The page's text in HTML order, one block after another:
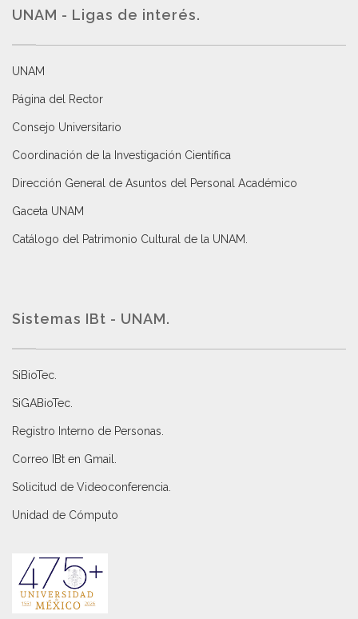
UNAM - Ligas de interés.
UNAM
Página del Rector
Consejo Universitario
Coordinación de la Investigación Científica
Dirección General de Asuntos del Personal Académico
Gaceta UNAM
Catálogo del Patrimonio Cultural de la UNAM.
Sistemas IBt - UNAM.
SiBioTec
SiGABioTec.
Registro Interno de Personas
Correo IBt en Gmail
Solicitud de Videoconferencia.
Unidad de Cómputo